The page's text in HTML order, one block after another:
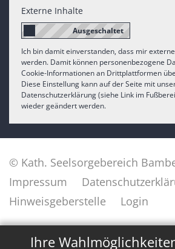
Ihre
Externe Inhalte
Ich bin damit einverstanden, dass mir
werden. Damit können personenbezogene
Cookie-Informationen an Drittplattformen
Diese Einstellung kann auf der Seite mit
Datenschutzerklärung (siehe Link im
wieder geändert werden.
© Kath. Seelsorgebereich
Impressum
Hinweisgeberstelle
Login